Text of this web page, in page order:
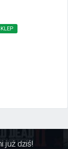
już dziś!